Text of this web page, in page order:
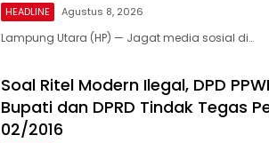
HEADLINE Agustus 8, 2026
Lampung Utara (HP) — Jagat media sosial di…
Soal Ritel Modern Ilegal, DPD
Bupati dan DPRD Tindak Tegas
02/2016